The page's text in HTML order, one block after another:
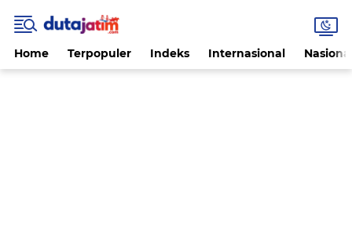
Home Terpopuler Indeks Internasional